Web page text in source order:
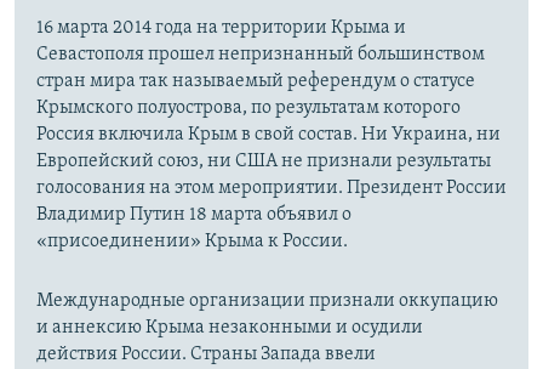
16 марта 2014 года на территории Крыма и
Севастополя прошел непризнанный большинством
стран мира так называемый референдум о статусе
Крымского полуострова, по результатам которого
Россия включила Крым в свой состав. Ни Украина, ни
Европейский союз, ни США не признали результаты
голосования на этом мероприятии. Президент России
Владимир Путин 18 марта объявил о
«присоединении» Крыма к России.
Международные организации признали оккупацию
и аннексию Крыма незаконными и осудили
действия России. Страны Запада ввели